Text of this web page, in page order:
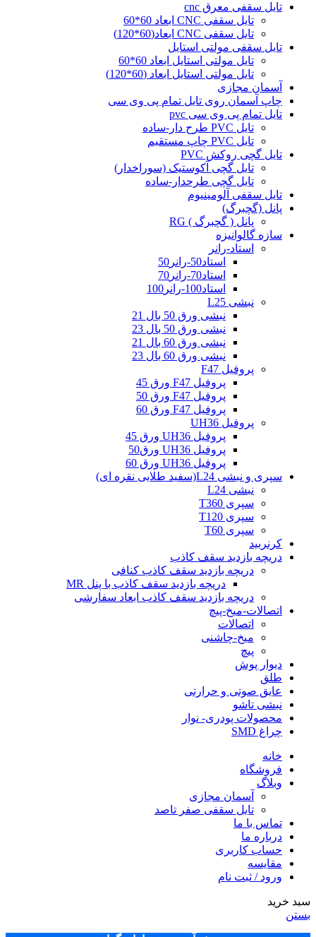
تایل سقفی معرق cnc
تایل سقفی CNC ابعاد 60*60
تایل سقفی CNC ابعاد(60*120)
تایل سقفی مولتی استایل
تایل مولتی استایل ابعاد 60*60
تایل مولتی استایل ابعاد (60*120)
آسمان مجازی
چاپ آسمان روی تایل تمام پی وی سی
تایل تمام پی وی سی pvc
تایل PVC طرح دار-ساده
تایل PVC چاپ مستقیم
تایل گچی روکش PVC
تایل گچی آکوستیک (سوراخدار)
تایل گچی طرحدار-ساده
تایل سقفی آلومینیوم
پانل (گچبرگ)
پانل ( گچبرگ ) RG
سازه گالوانیزه
استاد-رانر
استاد50-رانر50
استاد70-رانر70
استاد100-رانر100
نبشی L25
نبشی ورق 50 بال 21
نبشی ورق 50 بال 23
نبشی ورق 60 بال 21
نبشی ورق 60 بال 23
پروفیل F47
پروفیل F47 ورق 45
پروفیل F47 ورق 50
پروفیل F47 ورق 60
پروفیل UH36
پروفیل UH36 ورق 45
پروفیل UH36 ورق50
پروفیل UH36 ورق 60
سپری و نبشی L24(سفید طلایی نقره ای)
نبشی L24
سپری T360
سپری T120
سپری T60
کرنربید
دریچه بازدید سقف کاذب
دریچه بازدید سقف کاذب کنافی
دریچه بازدید سقف کاذب با پنل MR
دریچه بازدید سقف کاذب ابعاد سفارشی
اتصالات-میخ-پیچ
اتصالات
میخ-چاشنی
پیچ
دیوار پوش
طلق
عایق صوتی و حرارتی
نبشی تاشو
محصولات پودری- نوار
چراغ SMD
خانه
فروشگاه
وبلاگ
آسمان مجازی
تایل سقفی صفر تاصد
تماس با ما
درباره ما
حساب کاربری
مقایسه
ورود / ثبت نام
سبد خرید
بستن